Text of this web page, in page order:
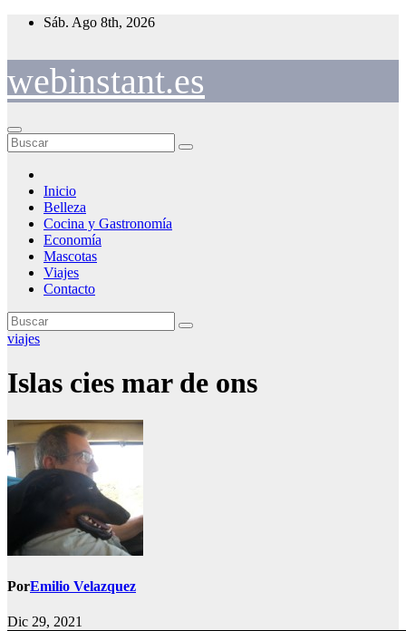
Saltar
Sáb. Ago 8th, 2026
webinstant.es
Inicio
Belleza
Cocina y Gastronomía
Economía
Mascotas
Viajes
Contacto
viajes
Islas cies mar de ons
PorEmilio Velazquez
Dic 29, 2021